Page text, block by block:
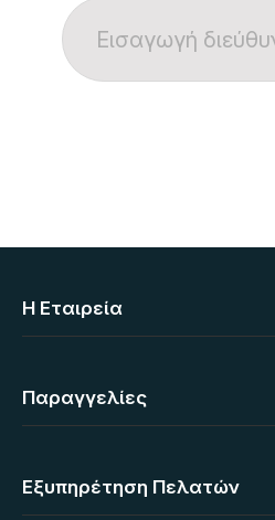
Η Eταιρεία
Παραγγελίες
Εξυπηρέτηση Πελατών